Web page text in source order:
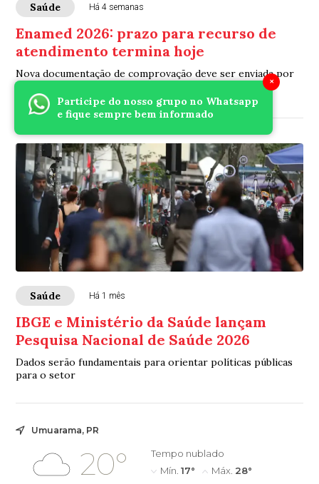
×
Participe do nosso grupo no Whatsapp
e fique sempre bem informado
Saúde Há 4 semanas
Enamed 2026: prazo para recurso de
atendimento termina hoje
Nova documentação de comprovação deve ser enviada por
sistema do Inep
Saúde Há 1 mês
IBGE e Ministério da Saúde lançam
Pesquisa Nacional de Saúde 2026
Dados serão fundamentais para orientar políticas públicas
para o setor
Umuarama, PR
20°
Tempo nublado
Mín. 17° Máx. 28°